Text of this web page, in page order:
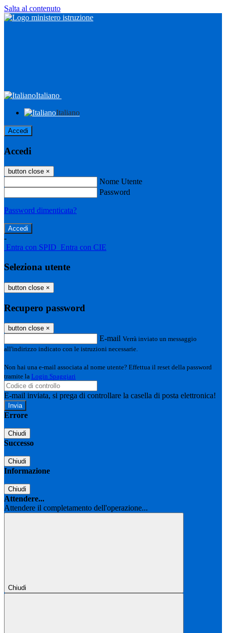
Salta al contenuto
Italiano
Italiano
Accedi
Accedi
button close ×
Nome Utente
Password
Password dimenticata?
-
Entra con SPID Entra con CIE
Seleziona utente
button close ×
Recupero password
button close ×
E-mail Verrà inviato un messaggio
all'indirizzo indicato con le istruzioni necessarie.
Non hai una e-mail associata al nome utente? Effettua il reset della password
tramite la Login Spaggiari
E-mail inviata, si prega di controllare la casella di posta elettronica!
Errore
Chiudi
Successo
Chiudi
Informazione
Chiudi
Attendere...
Attendere il completamento dell'operazione...
Chiudi